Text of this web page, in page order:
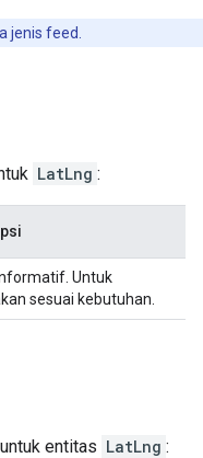
jenis feed.
LatLng :
Untuk
sesuai kebutuhan.
entitas LatLng :